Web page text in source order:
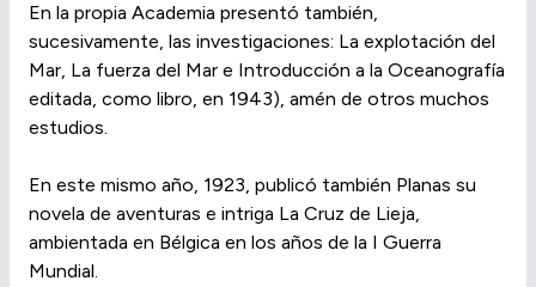
En la propia Academia presentó también,
sucesivamente, las investigaciones: La explotación del
Mar, La fuerza del Mar e Introducción a la Oceanografía
editada, como libro, en 1943), amén de otros muchos
estudios.
En este mismo año, 1923, publicó también Planas su
novela de aventuras e intriga La Cruz de Lieja,
ambientada en Bélgica en los años de la I Guerra
Mundial.